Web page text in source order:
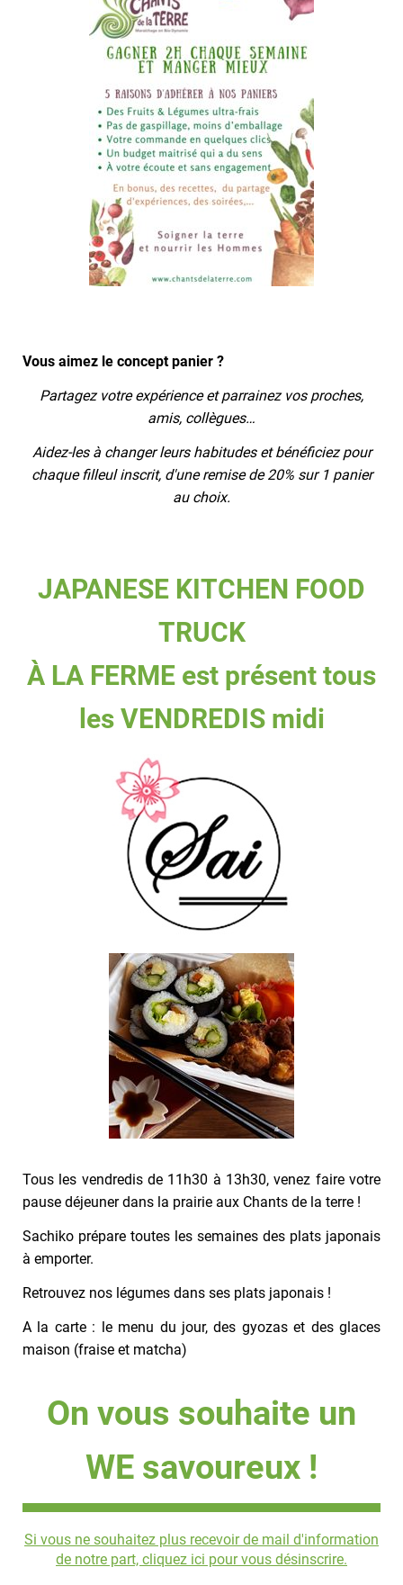
Vous aimez le concept panier ?
Partagez votre expérience et parrainez vos proches,
amis, collègues…
Aidez-les à changer leurs habitudes et bénéficiez pour
chaque filleul inscrit, d'une remise de 20% sur 1 panier
au choix.
JAPANESE KITCHEN FOOD
TRUCK
À LA FERME est présent tous
les VENDREDIS midi
Tous les vendredis de 11h30 à 13h30, venez faire votre
pause déjeuner dans la prairie aux Chants de la terre !
Sachiko prépare toutes les semaines des plats japonais
à emporter.
Retrouvez nos légumes dans ses plats japonais !
A la carte : le menu du jour, des gyozas et des glaces
maison (fraise et matcha)
On vous souhaite un
WE savoureux !
Si vous ne souhaitez plus recevoir de mail d'information
de notre part, cliquez ici pour vous désinscrire.